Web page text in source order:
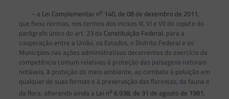
– a Lei Complementar no 140, de 08 de dezembro de 2011,
que fixou normas, nos termos dos incisos III, VI e VII do capute do
parágrafo único do art. 23 da Constituição Federal, para a
cooperação entre a União, os Estados, o Distrito Federal e os
Municípios nas ações administrativas decorrentes do exercício da
competência comum relativas à proteção das paisagens naturais
notáveis, à proteção do meio ambiente, ao combate à poluição em
qualquer de suas formas e à preservação das florestas, da fauna e
da flora, alterando ainda a Lei no 6.938, de 31 de agosto de 1981;